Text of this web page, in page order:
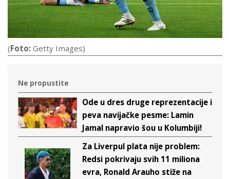
(Foto: Getty Images)
Ne propustite
Ode u dres druge reprezentacije i
peva navijačke pesme: Lamin
Jamal napravio šou u Kolumbiji!
Za Liverpul plata nije problem:
Redsi pokrivaju svih 11 miliona
evra, Ronald Arauho stiže na